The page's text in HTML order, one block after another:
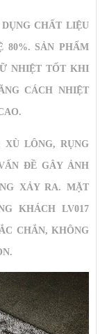
DỤNG CHẤT LIỆU
80%. SẢN PHẨM
NHIỆT TỐT KHI
CÁCH NHIỆT
XÙ LÔNG, RỤNG
ĐỀ GÂY ẢNH
XẢY RA. MẶT
KHÁCH LV017
CHẮN, KHÔNG